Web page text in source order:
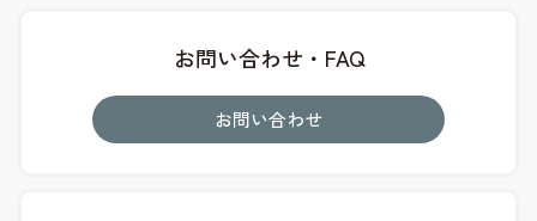
お問い合わせ・FAQ
お問い合わせ